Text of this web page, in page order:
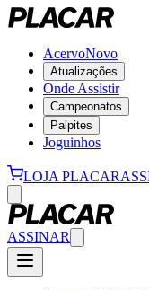
AcervoNovo
Atualizações
Onde Assistir
Campeonatos
Palpites
Joguinhos
LOJA PLACAR
ASSINAR